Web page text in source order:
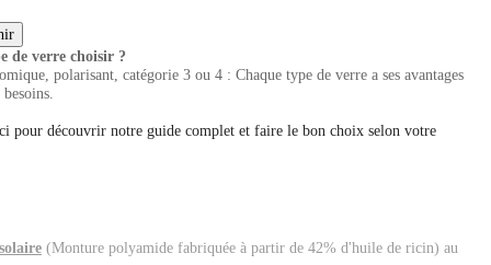
de verre choisir ?
polarisant, catégorie 3 ou 4 : Chaque type de verre a ses avantages
pour découvrir notre guide complet et faire le bon choix selon votre
(Monture polyamide fabriquée à partir de 42% d'huile de ricin) au